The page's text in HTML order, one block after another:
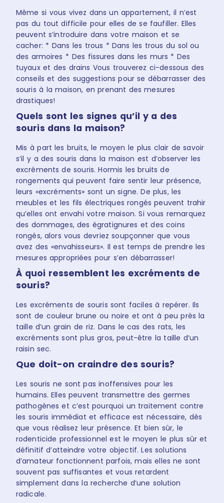
Même si vous vivez dans un appartement, il n’est
pas du tout difficile pour elles de se faufiller. Elles
peuvent s’introduire dans votre maison et se
cacher: * Dans les trous * Dans les trous du sol ou
des armoires * Des fissures dans les murs * Des
tuyaux et des drains Vous trouverez ci-dessous des
conseils et des suggestions pour se débarrasser des
souris à la maison, en prenant des mesures
drastiques!
Quels sont les signes qu’il y a des
souris dans la maison?
Mis à part les bruits, le moyen le plus clair de savoir
s’il y a des souris dans la maison est d’observer les
excréments de souris. Hormis les bruits de
rongements qui peuvent faire sentir leur présence,
leurs «excréments» sont un signe. De plus, les
meubles et les fils électriques rongés peuvent trahir
qu’elles ont envahi votre maison. Si vous remarquez
des dommages, des égratignures et des coins
rongés, alors vous devriez soupçonner que vous
avez des «envahisseurs». Il est temps de prendre les
mesures appropriées pour s’en débarrasser!
À quoi ressemblent les excréments de
souris?
Les excréments de souris sont faciles à repérer. Ils
sont de couleur brune ou noire et ont à peu près la
taille d’un grain de riz. Dans le cas des rats, les
excréments sont plus gros, peut-être la taille d’un
raisin sec.
Que doit-on craindre des souris?
Les souris ne sont pas inoffensives pour les
humains. Elles peuvent transmettre des germes
pathogènes et c’est pourquoi un traitement contre
les souris immédiat et efficace est nécessaire, dès
que vous réalisez leur présence. Et bien sûr, le
rodenticide professionnel est le moyen le plus sûr et
définitif d’atteindre votre objectif. Les solutions
d’amateur fonctionnent parfois, mais elles ne sont
souvent pas suffisantes et vous retardent
simplement dans la recherche d’une solution
radicale.